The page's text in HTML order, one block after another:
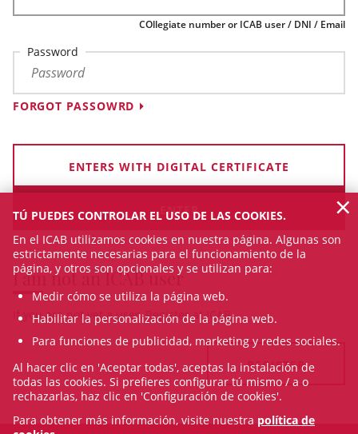
COllegiate number or ICAB user / DNI / Email
Password
FORGOT PASSOWRD
ENTERS WITH DIGITAL CERTIFICATE
I am not an ICAB user
If you are not yet a user, Register at ICAB
REGISTER
TÚ PUEDES CONTROLAR EL USO DE LAS COOKIES.
En el ICAB utilizamos cookies en nuestra página. Algunas son
estrictamente necesarias para el funcionamiento de la
página, y otros son opcionales y se utilizan para:
Medir cómo se utiliza la página web.
Habilitar la personalización de la página web.
Para funciones de publicidad, marketing y redes sociales.
Al hacer clic en 'Aceptar todas', aceptas la instalación de
todas las cookies. Si prefieres configurar tú mismo / a o
rechazarlas, haz clic en 'Configuración de cookies'.
Para obtener más información, visite nuestra política de
×